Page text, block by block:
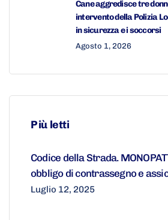
Cane aggredisce tre
intervento della Polizia
in sicurezza e i soccorsi
Agosto 1, 2026
Più letti
Codice della Strada.
obbligo di contrassegno e
Luglio 12, 2025